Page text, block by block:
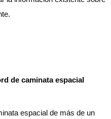
de caminata espacial
espacial de más de un